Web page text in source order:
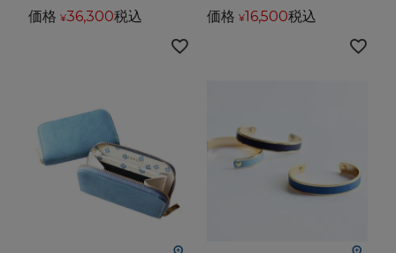
価格 ¥36,300税込
価格 ¥16,500税込